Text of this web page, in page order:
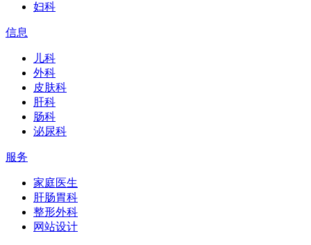
妇科
信息
儿科
外科
皮肤科
肝科
肠科
泌尿科
服务
家庭医生
肝肠胃科
整形外科
网站设计